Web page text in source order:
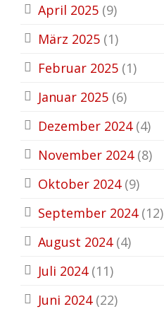
April 2025 (9)
März 2025 (1)
Februar 2025 (1)
Januar 2025 (6)
Dezember 2024(4)
November 2024(8)
Oktober 2024(9)
September 2024(12)
August 2024(4)
Juli 2024(11)
Juni 2024(22)